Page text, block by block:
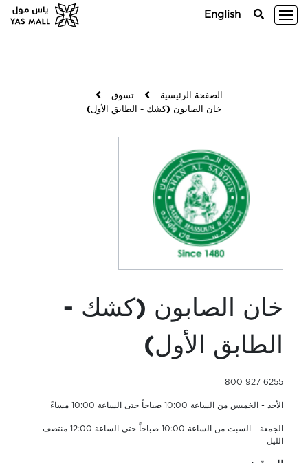
English
الصفحة الرئيسية
تسوق
خان الصابون (كشك - الطابق الأول)
خان الصابون (كشك -
الطابق الأول)
800 927 6255
الأحد - الخميس من الساعة 10:00 صباحاً حتى الساعة 10:00 مساءً
الجمعة - السبت من الساعة 10:00 صباحاً حتى الساعة 12:00 منتصف
الليل